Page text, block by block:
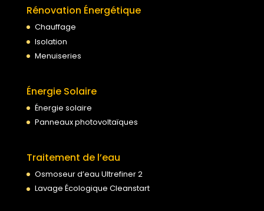
Rénovation Énergétique
Chauffage
Isolation
Menuiseries
Énergie Solaire
Énergie solaire
Panneaux photovoltaïques
Traitement de l’eau
Osmoseur d’eau Ultrefiner 2
Lavage Écologique Cleanstart